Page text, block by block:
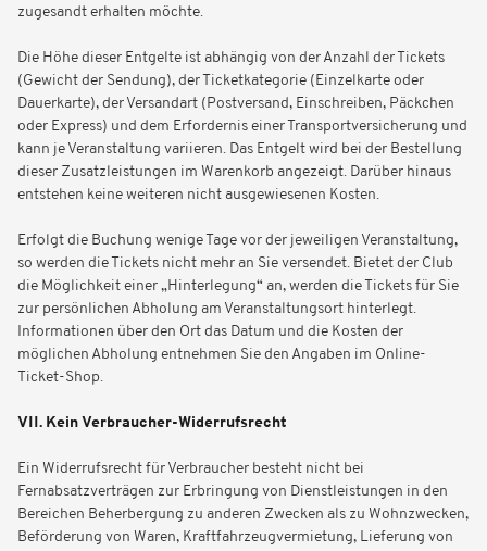
zugesandt erhalten möchte.
Die Höhe dieser Entgelte ist abhängig von der Anzahl der Tickets
(Gewicht der Sendung), der Ticketkategorie (Einzelkarte oder
Dauerkarte), der Versandart (Postversand, Einschreiben, Päckchen
oder Express) und dem Erfordernis einer Transportversicherung und
kann je Veranstaltung variieren. Das Entgelt wird bei der Bestellung
dieser Zusatzleistungen im Warenkorb angezeigt. Darüber hinaus
entstehen keine weiteren nicht ausgewiesenen Kosten.
Erfolgt die Buchung wenige Tage vor der jeweiligen Veranstaltung,
so werden die Tickets nicht mehr an Sie versendet. Bietet der Club
die Möglichkeit einer „Hinterlegung“ an, werden die Tickets für Sie
zur persönlichen Abholung am Veranstaltungsort hinterlegt.
Informationen über den Ort das Datum und die Kosten der
möglichen Abholung entnehmen Sie den Angaben im Online-
Ticket-Shop.
VII. Kein Verbraucher-Widerrufsrecht
Ein Widerrufsrecht für Verbraucher besteht nicht bei
Fernabsatzverträgen zur Erbringung von Dienstleistungen in den
Bereichen Beherbergung zu anderen Zwecken als zu Wohnzwecken,
Beförderung von Waren, Kraftfahrzeugvermietung, Lieferung von